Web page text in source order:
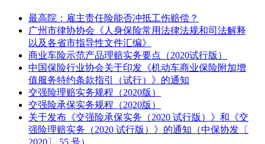
最高院：雇主责任险能否冲抵工伤赔偿？
广州市律协协会《人身保险常用法律法规和司法解释
以及各省市指导性文件汇编》
商业车险示范产品理赔实务要点（2020试行版）
中国保险行业协会关于印发《机动车商业保险附加增
值服务特约条款指引（试行）》的通知
交强险理赔实务规程（2020版）
交强险承保实务规程（2020版）
关于发布《交强险承保实务（2020 试行版）》和《交
强险理赔实务（2020 试行版）》的通知（中保协发〔
2020〕 55 号）